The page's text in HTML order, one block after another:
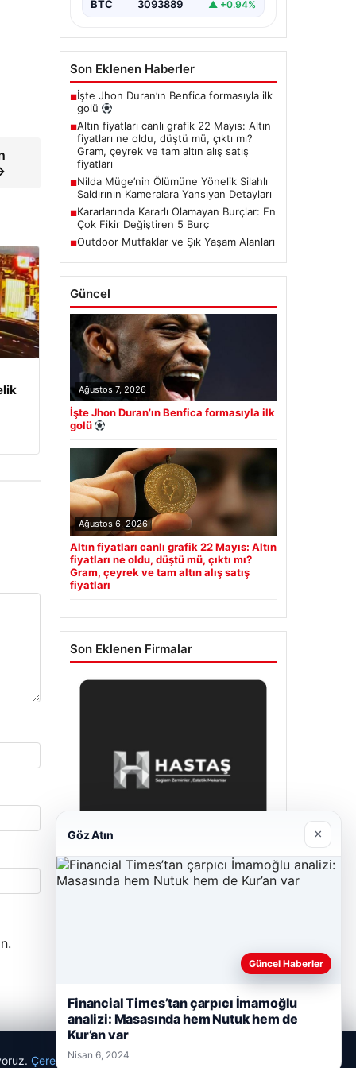
BTC 3093889 ▲ +0.94%
Son Eklenen Haberler
■İşte Jhon Duran’ın Benfica formasıyla ilk
golü
■Altın fiyatları canlı grafik 22 Mayıs: Altın
fiyatları ne oldu, düştü mü, çıktı mı?
Gram, çeyrek ve tam altın alış satış
fiyatları
■Nilda Müge’nin Ölümüne Yönelik Silahlı
Saldırının Kameralara Yansıyan Detayları
■Kararlarında Kararlı Olamayan Burçlar: En
Çok Fikir Değiştiren 5 Burç
■Outdoor Mutfaklar ve Şık Yaşam Alanları
Güncel
Ağustos 7, 2026
İşte Jhon Duran’ın Benfica formasıyla ilk
golü
Ağustos 6, 2026
Altın fiyatları canlı grafik 22 Mayıs: Altın
fiyatları ne oldu, düştü mü, çıktı mı?
Gram, çeyrek ve tam altın alış satış
fiyatları
Son Eklenen Firmalar
Çerez Politikamız
Göz Atın ×
Güncel Haberler
Financial Times’tan çarpıcı İmamoğlu
analizi: Masasında hem Nutuk hem de
Kur’an var
Nisan 6, 2024